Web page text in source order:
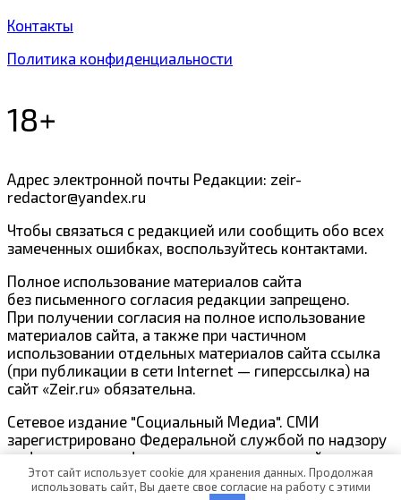
Контакты
Политика конфиденциальности
18+
Адрес электронной почты Редакции: zeir-
redactor@yandex.ru
Чтобы связаться с редакцией или сообщить обо всех
замеченных ошибках, воспользуйтесь контактами.
Полное использование материалов сайта
без письменного согласия редакции запрещено.
При получении согласия на полное использование
материалов сайта, а также при частичном
использовании отдельных материалов сайта ссылка
(при публикации в сети Internet — гиперссылка) на
сайт «Zeir.ru» обязательна.
Сетевое издание "Социальный Медиа". СМИ
зарегистрировано Федеральной службой по надзору
в сфере связи, информационных технологий и
массовых коммуникаций Эл № ФС77-80279 от
22.01.2021
Этот сайт использует cookie для хранения данных. Продолжая
использовать сайт, Вы даете свое согласие на работу с этими